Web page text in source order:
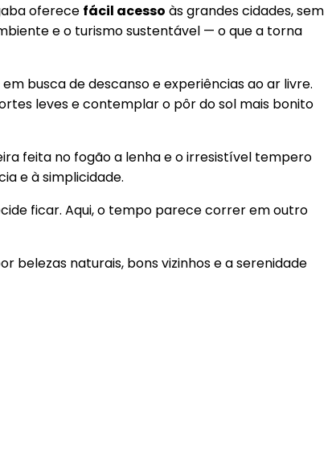
oferece fácil acesso às grandes cidades, sem
e o turismo sustentável — o que a torna
busca de descanso e experiências ao ar livre.
leves e contemplar o pôr do sol mais bonito
feita no fogão a lenha e o irresistível tempero
e à simplicidade.
ficar. Aqui, o tempo parece correr em outro
belezas naturais, bons vizinhos e a serenidade